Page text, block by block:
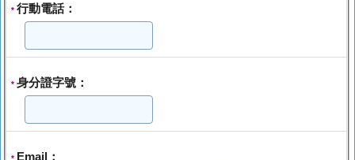
* 行動電話：
* 身分證字號：
* Email：